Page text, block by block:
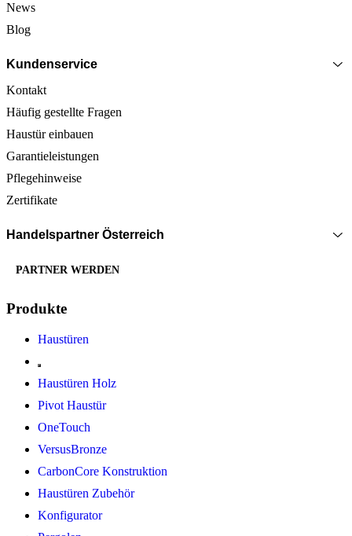
News
Blog
Kundenservice
Kontakt
Häufig gestellte Fragen
Haustür einbauen
Garantieleistungen
Pflegehinweise
Zertifikate
Handelspartner Österreich
PARTNER WERDEN
Produkte
Haustüren
Haustüren Holz
Pivot Haustür
OneTouch
VersusBronze
CarbonCore Konstruktion
Haustüren Zubehör
Konfigurator